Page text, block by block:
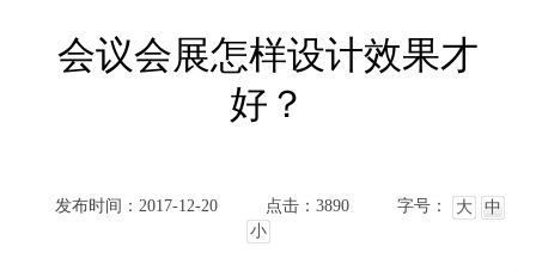
会议会展怎样设计效果才
好？
发布时间：2017-12-20 点击：3890 字号： 大
中
小